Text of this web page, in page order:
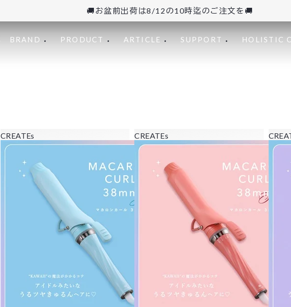
🚚お盆前出荷は8/12の10時迄のご注文を🚚
BRAND PRODUCT ARTICLE SUPPORT HOLISTIC
CREATEs CREATEs